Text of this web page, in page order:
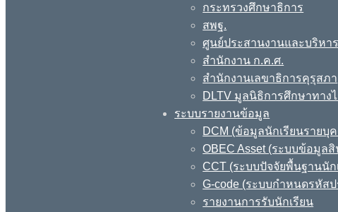
กระทรวงศึกษาธิการ
สพฐ.
ศูนย์ประสานงานและบริหา
สำนักงาน ก.ค.ศ.
สำนักงานเลขาธิการคุรุสภา
DLTV มูลนิธิการศึกษาทาง
ระบบรายงานข้อมูล
DCM (ข้อมูลนักเรียนรายบุ
OBEC Asset (ระบบข้อมูล
CCT (ระบบปัจจัยพื้นฐานนัก
G-code (ระบบกำหนดรหัสป
รายงานการรับนักเรียน